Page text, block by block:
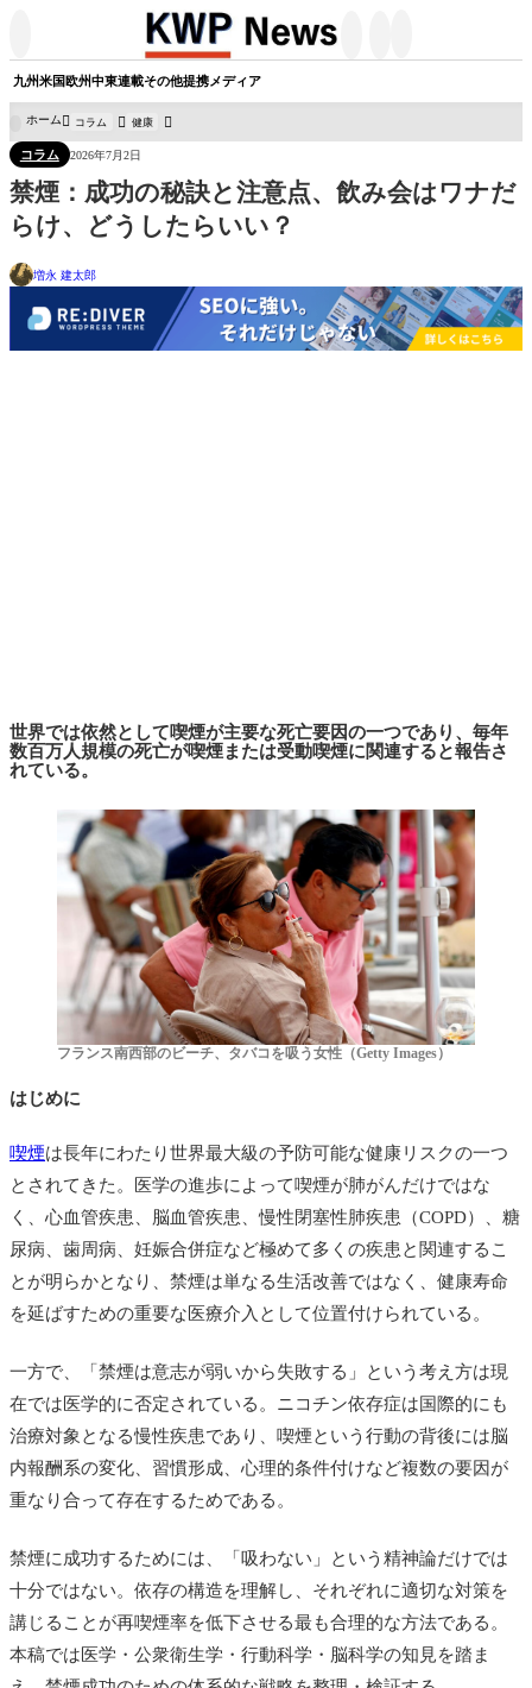
九州米国欧州中東連載その他提携メディア
ホーム コラム 健康
コラム 2026年7月2日
禁煙：成功の秘訣と注意点、飲み会はワナだ
らけ、どうしたらいい？
増永 建太郎
世界では依然として喫煙が主要な死亡要因の一つであり、毎年
数百万人規模の死亡が喫煙または受動喫煙に関連すると報告さ
れている。
フランス南西部のビーチ、タバコを吸う女性（Getty Images）
はじめに
喫煙は長年にわたり世界最大級の予防可能な健康リスクの一つ
とされてきた。医学の進歩によって喫煙が肺がんだけではな
く、心血管疾患、脳血管疾患、慢性閉塞性肺疾患（COPD）、糖
尿病、歯周病、妊娠合併症など極めて多くの疾患と関連するこ
とが明らかとなり、禁煙は単なる生活改善ではなく、健康寿命
を延ばすための重要な医療介入として位置付けられている。
一方で、「禁煙は意志が弱いから失敗する」という考え方は現
在では医学的に否定されている。ニコチン依存症は国際的にも
治療対象となる慢性疾患であり、喫煙という行動の背後には脳
内報酬系の変化、習慣形成、心理的条件付けなど複数の要因が
重なり合って存在するためである。
禁煙に成功するためには、「吸わない」という精神論だけでは
十分ではない。依存の構造を理解し、それぞれに適切な対策を
講じることが再喫煙率を低下させる最も合理的な方法である。
本稿では医学・公衆衛生学・行動科学・脳科学の知見を踏ま